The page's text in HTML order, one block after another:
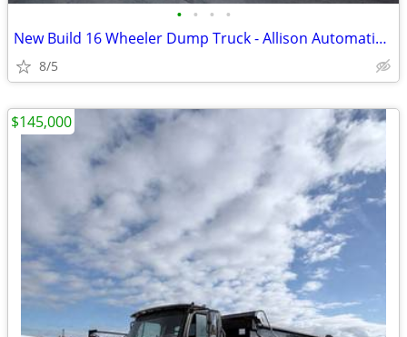
• • • •
New Build 16 Wheeler Dump Truck - Allison Automatic & Low Orig Miles!!
8/5
$145,000